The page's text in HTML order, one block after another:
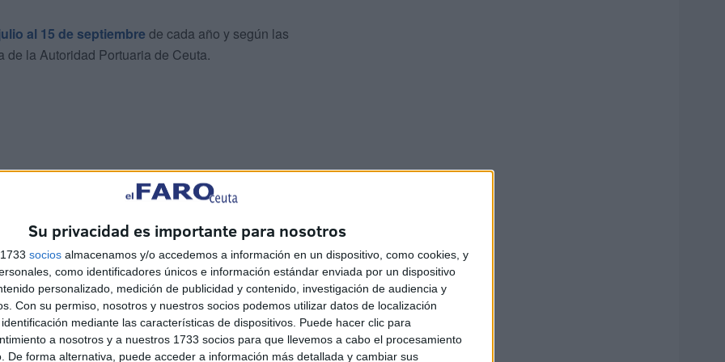
Su privacidad es importante para nosotros
socios almacenamos y/o accedemos a información en un dispositivo, como cookies, y
como identificadores únicos e información estándar enviada por un dispositivo
personalizado, medición de publicidad y contenido, investigación de audiencia y
Con su permiso, nosotros y nuestros socios podemos utilizar datos de localización
mediante las características de dispositivos. Puede hacer clic para
a nosotros y a nuestros 1733 socios para que llevemos a cabo el procesamiento
De forma alternativa, puede acceder a información más detallada y cambiar sus
al 15 de septiembre de cada año y según las
la Autoridad Portuaria de Ceuta.
el desmontaje, el adjudicatario será el responsable de
debiendo garantizar la estabilidad estructural de las
por lo que en caso de fallo de alguno de estos
dos horas para la inspección de la zona y cinco horas
dichos defectos.